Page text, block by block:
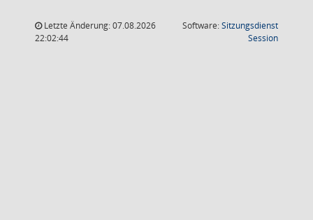
Letzte Änderung: 07.08.2026
22:02:44
Software:Sitzungsdienst
Session(Wird in